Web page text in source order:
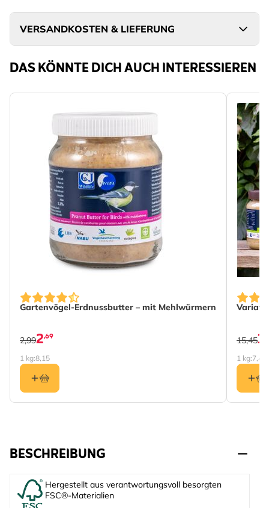
VERSANDKOSTEN & LIEFERUNG
DAS KÖNNTE DICH AUCH INTERESSIEREN
Gartenvögel-Erdnussbutter – mit Mehlwürmern
2,69
2,99
1 kg:8,15
The
15,45
1 kg:7,49
BESCHREIBUNG
Hergestellt aus verantwortungsvoll besorgten
FSC®-Materialien